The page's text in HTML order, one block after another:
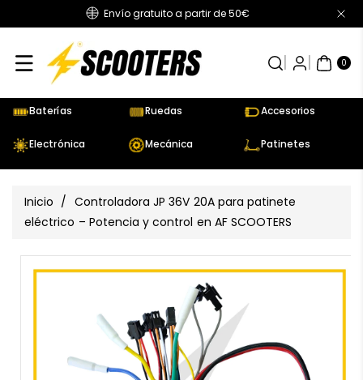
Envío gratuito a partir de 50€
0
AR
TÍC
UL
Baterías Ruedas Accesorios
Electrónica Mecánica Patinetes
Inicio / Controladora JP 36V 20A para patinete
eléctrico – Potencia y control en AF SCOOTERS
A La